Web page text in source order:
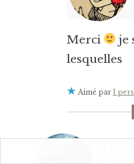
Merci
je
lesquelles
Aimé par 1